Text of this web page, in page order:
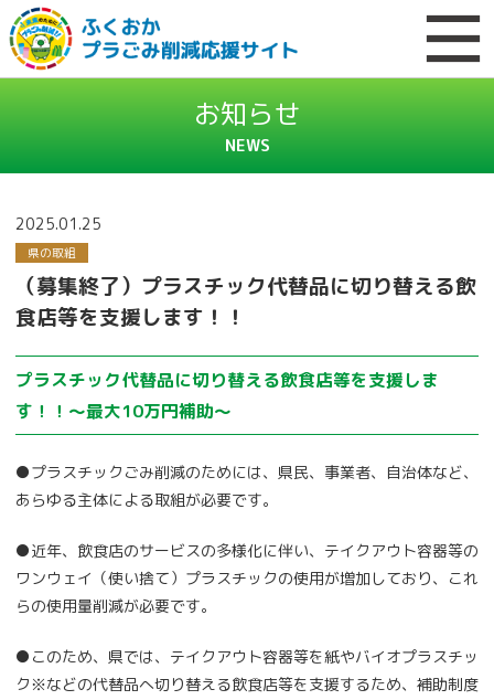
お知らせ
NEWS
2025.01.25
県の取組
（募集終了）プラスチック代替品に切り替える飲
食店等を支援します！！
プラスチック代替品に切り替える飲食店等を支援しま
す！！～最大10万円補助～
●プラスチックごみ削減のためには、県民、事業者、自治体など、
あらゆる主体による取組が必要です。
●近年、飲食店のサービスの多様化に伴い、テイクアウト容器等の
ワンウェイ（使い捨て）プラスチックの使用が増加しており、これ
らの使用量削減が必要です。
●このため、県では、テイクアウト容器等を紙やバイオプラスチッ
ク※などの代替品へ切り替える飲食店等を支援するため、補助制度